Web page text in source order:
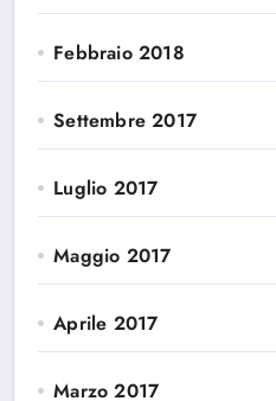
Febbraio 2018
Settembre 2017
Luglio 2017
Maggio 2017
Aprile 2017
Marzo 2017